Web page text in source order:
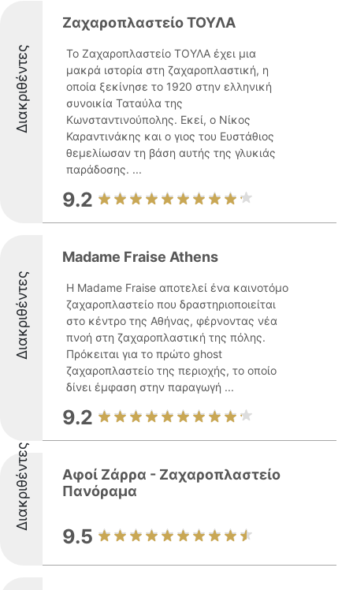
Διακριθέντες
Ζαχαροπλαστείο ΤΟΥΛΑ
Το Ζαχαροπλαστείο ΤΟΥΛΑ έχει μια
μακρά ιστορία στη ζαχαροπλαστική, η
οποία ξεκίνησε το 1920 στην ελληνική
συνοικία Ταταύλα της
Κωνσταντινούπολης. Εκεί, ο Νίκος
Καραντινάκης και ο γιος του Ευστάθιος
θεμελίωσαν τη βάση αυτής της γλυκιάς
παράδοσης. ...
9.2
Διακριθέντες
Madame Fraise Athens
Η Madame Fraise αποτελεί ένα καινοτόμο
ζαχαροπλαστείο που δραστηριοποιείται
στο κέντρο της Αθήνας, φέρνοντας νέα
πνοή στη ζαχαροπλαστική της πόλης.
Πρόκειται για το πρώτο ghost
ζαχαροπλαστείο της περιοχής, το οποίο
δίνει έμφαση στην παραγωγή ...
9.2
Διακριθέντες
Αφοί Ζάρρα - Ζαχαροπλαστείο
Πανόραμα
9.5